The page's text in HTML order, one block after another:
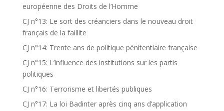
européenne des Droits de l’Homme
CJ n°13: Le sort des créanciers dans le nouveau droit
français de la faillite
CJ n°14: Trente ans de politique pénitentiaire française
CJ n°15: L’influence des institutions sur les partis
politiques
CJ n°16: Terrorisme et libertés publiques
CJ n°17: La loi Badinter après cinq ans d’application